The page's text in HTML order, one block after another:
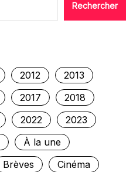
Rechercher
2012
2013
2017
2018
2022
2023
À la une
Brèves
Cinéma